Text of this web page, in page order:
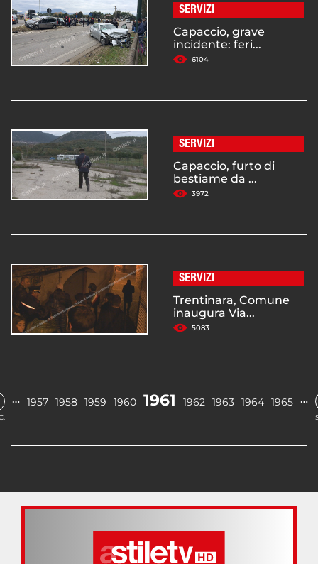
SERVIZI
Capaccio, grave
incidente: feri...
6104
SERVIZI
Capaccio, furto di
bestiame da ...
3972
SERVIZI
Trentinara, Comune
inaugura Via...
5083
… 1957 1958 1959 1960 1961 1962 1963 1964 1965 …